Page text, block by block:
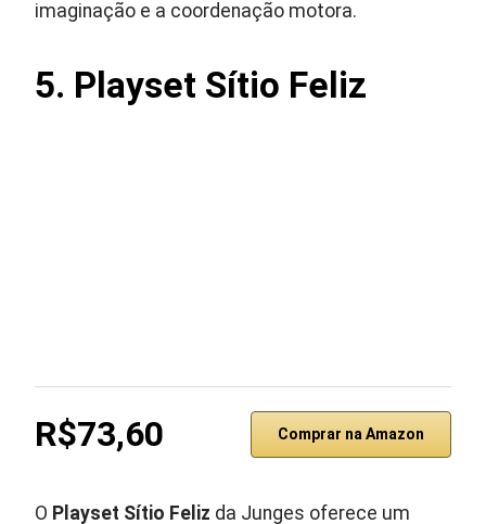
imaginação e a coordenação motora.
5. Playset Sítio Feliz
R$73,60 Comprar na Amazon
O Playset Sítio Feliz da Junges oferece um